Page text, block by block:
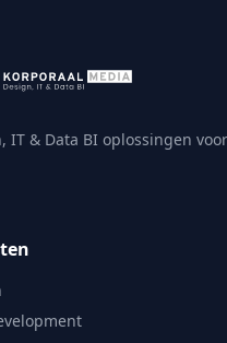
IT & Data BI oplossingen